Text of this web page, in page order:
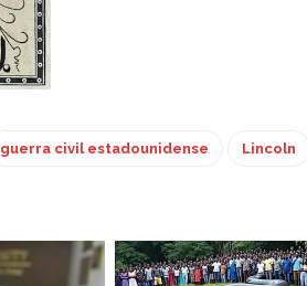
guerra civil estadounidense Lincoln